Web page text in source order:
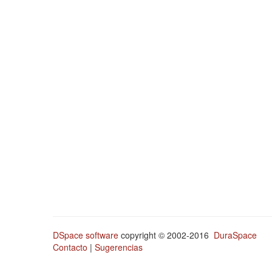
DSpace software copyright © 2002-2016 DuraSpace
Contacto | Sugerencias